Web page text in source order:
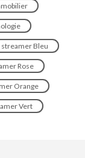
streamer Bleu
Rose
Orange
Vert